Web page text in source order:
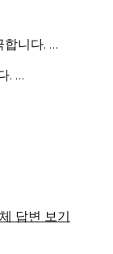
합니다. …
. …
답변 보기